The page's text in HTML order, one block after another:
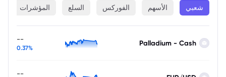
شعبي الأسهم الفوركس السلع المؤشرات
Palladium - Cash
--
0.37%
--